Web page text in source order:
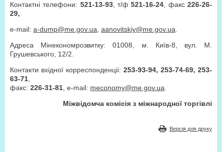
Контактні телефони: 521-13-93, т/ф 521-16-24 , факс226-26-
29,
e-mail: a-dump@me.gov.ua aanovitskiy@me.gov.ua
Адреса Мінекономрозвитку: 01008, м. Київ-8, вул. М.
Грушевського, 12/2.
Контакти вхідної корреспонденціі: 253-93-94, 253-74-69, 253-
63-71
факс: 226-31-81 , e-mail: meconomy@me.gov.ua
Міжвідомча комісія з міжнародної торгівлі
Версія для друку